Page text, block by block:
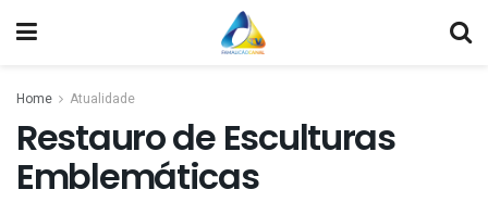
Home Atualidade
Restauro de Esculturas
Emblemáticas